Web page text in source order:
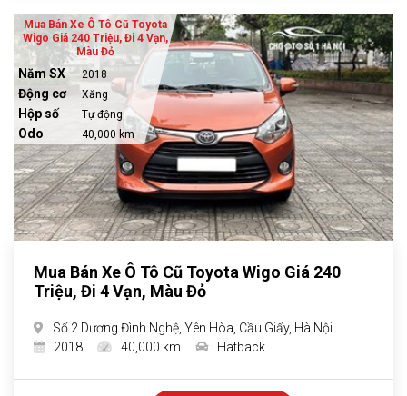
Mua Bán Xe Ô Tô Cũ Toyota
Wigo Giá 240 Triệu, Đi 4 Vạn,
Màu Đỏ
Năm SX 2018
Động cơ Xăng
Hộp số Tự động
Odo 40,000 km
Mua Bán Xe Ô Tô Cũ Toyota Wigo Giá 240
Triệu, Đi 4 Vạn, Màu Đỏ
Số 2 Dương Đình Nghệ, Yên Hòa, Cầu Giấy, Hà Nội
2018
40,000 km Hatback